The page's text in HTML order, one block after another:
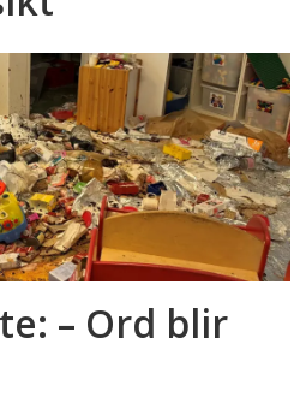
– Ord blir